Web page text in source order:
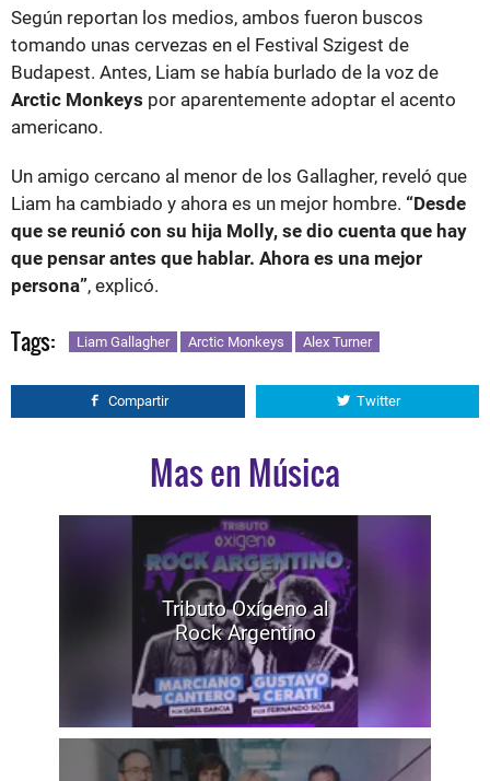
Según reportan los medios, ambos fueron buscos
tomando unas cervezas en el Festival Szigest de
Budapest. Antes, Liam se había burlado de la voz de
Arctic Monkeys por aparentemente adoptar el acento
americano.
Un amigo cercano al menor de los Gallagher, reveló que
Liam ha cambiado y ahora es un mejor hombre. “Desde
que se reunió con su hija Molly, se dio cuenta que hay
que pensar antes que hablar. Ahora es una mejor
persona”, explicó.
Tags: Liam Gallagher Arctic Monkeys Alex Turner
Compartir Twitter
Mas en Música
Tributo Oxígeno al
Rock Argentino